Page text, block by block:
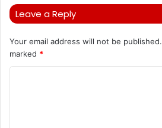
Leave a Reply
Your email address will not be published.
marked *